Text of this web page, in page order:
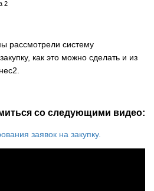
2
рассмотрели систему
как это можно сделать и из
со следующими видео:
заявок на закупку.